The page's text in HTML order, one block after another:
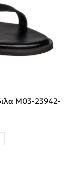
M03-23942-
was: €79.90.
τιμή